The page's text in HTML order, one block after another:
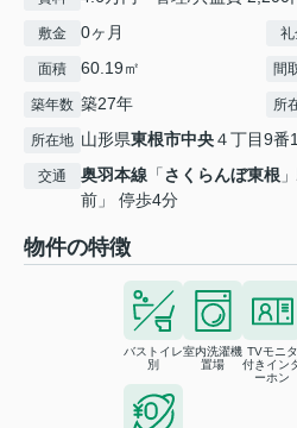
敷金 0ヶ月
面積 60.19㎡ 間
築年数 築27年 所
所在地 山形県東根市中央４丁目9番
交通 奥羽本線 「さくらんぼ東根
前」 停歩4分
物件の特徴
バストイレ
別
室内洗濯機
置場
TVモニタ
付きイン
ーホン